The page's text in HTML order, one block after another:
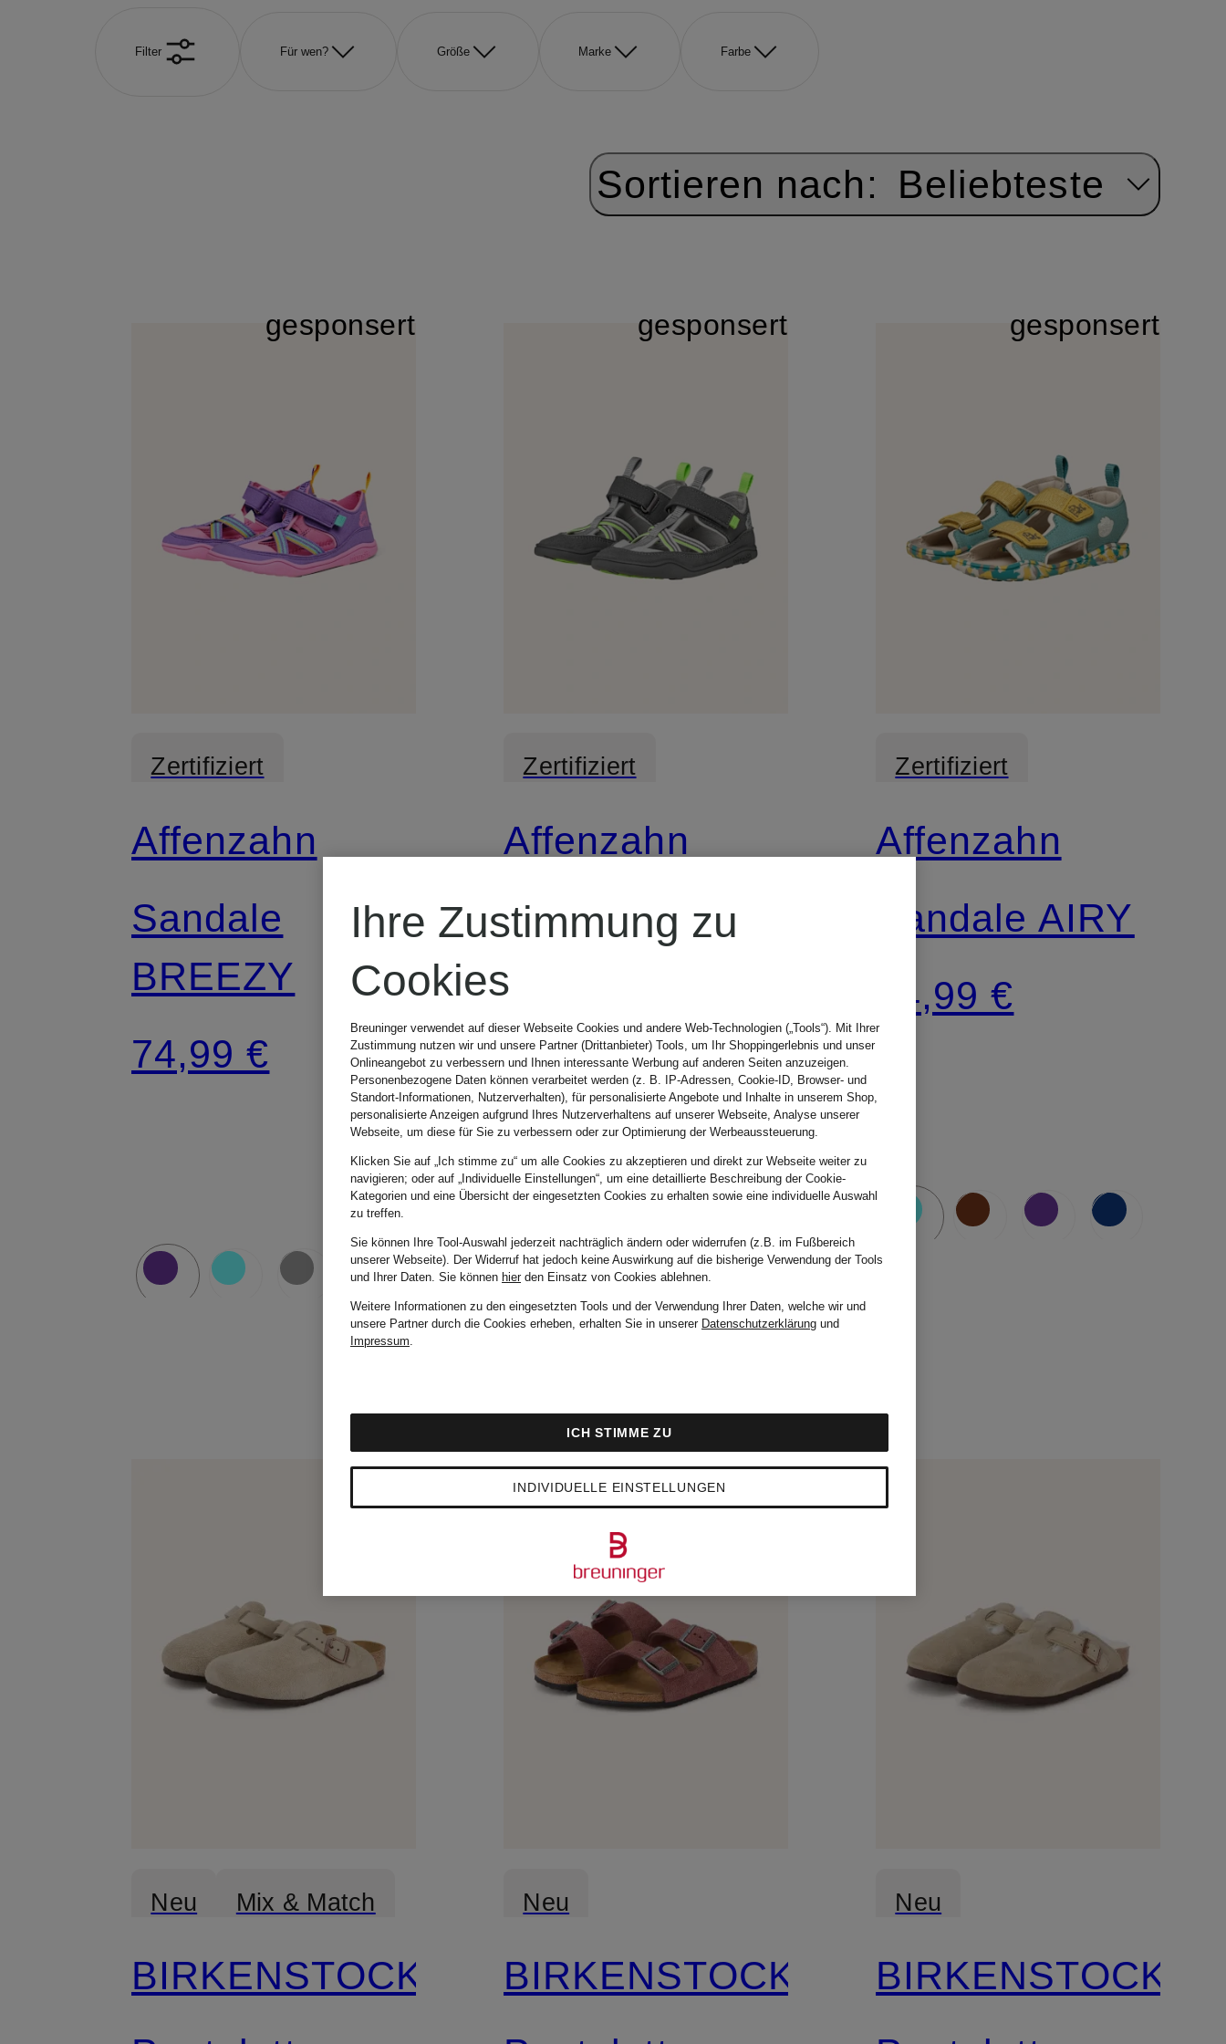
Filter Für wen? Größe Marke Farbe
Sortieren nach: Beliebteste
gesponsert
Zertifiziert
Affenzahn
Sandale
BREEZY
74,99 €
gesponsert
Zertifiziert
Affenzahn
Sandale
BREEZY
74,99 €
gesponsert
Zertifiziert
Affenzahn
Sandale AIRY
64,99 €
Neu Mix & Match
BIRKENSTOCK
Neu
BIRKENSTOCK
Neu
BIRKENSTOCK
Ihre Zustimmung zu
Cookies
Breuninger verwendet auf dieser Webseite Cookies und andere Web-Technologien („Tools“). Mit Ihrer
Zustimmung nutzen wir und unsere Partner (Drittanbieter) Tools, um Ihr Shoppingerlebnis und unser
Onlineangebot zu verbessern und Ihnen interessante Werbung auf anderen Seiten anzuzeigen.
Personenbezogene Daten können verarbeitet werden (z. B. IP-Adressen, Cookie-ID, Browser- und
Standort-Informationen, Nutzerverhalten), für personalisierte Angebote und Inhalte in unserem Shop,
personalisierte Anzeigen aufgrund Ihres Nutzerverhaltens auf unserer Webseite, Analyse unserer
Webseite, um diese für Sie zu verbessern oder zur Optimierung der Werbeaussteuerung.
Klicken Sie auf „Ich stimme zu“ um alle Cookies zu akzeptieren und direkt zur Webseite weiter zu
navigieren; oder auf „Individuelle Einstellungen“, um eine detaillierte Beschreibung der Cookie-
Kategorien und eine Übersicht der eingesetzten Cookies zu erhalten sowie eine individuelle Auswahl
zu treffen.
Sie können Ihre Tool-Auswahl jederzeit nachträglich ändern oder widerrufen (z.B. im Fußbereich
unserer Webseite). Der Widerruf hat jedoch keine Auswirkung auf die bisherige Verwendung der Tools
und Ihrer Daten. Sie können hierden Einsatz von Cookies ablehnen.
Weitere Informationen zu den eingesetzten Tools und der Verwendung Ihrer Daten, welche wir und
unsere Partner durch die Cookies erheben, erhalten Sie in unserer Datenschutzerklärung und
Impressum.
INDIVIDUELLE EINSTELLUNGEN
ICH STIMME ZU